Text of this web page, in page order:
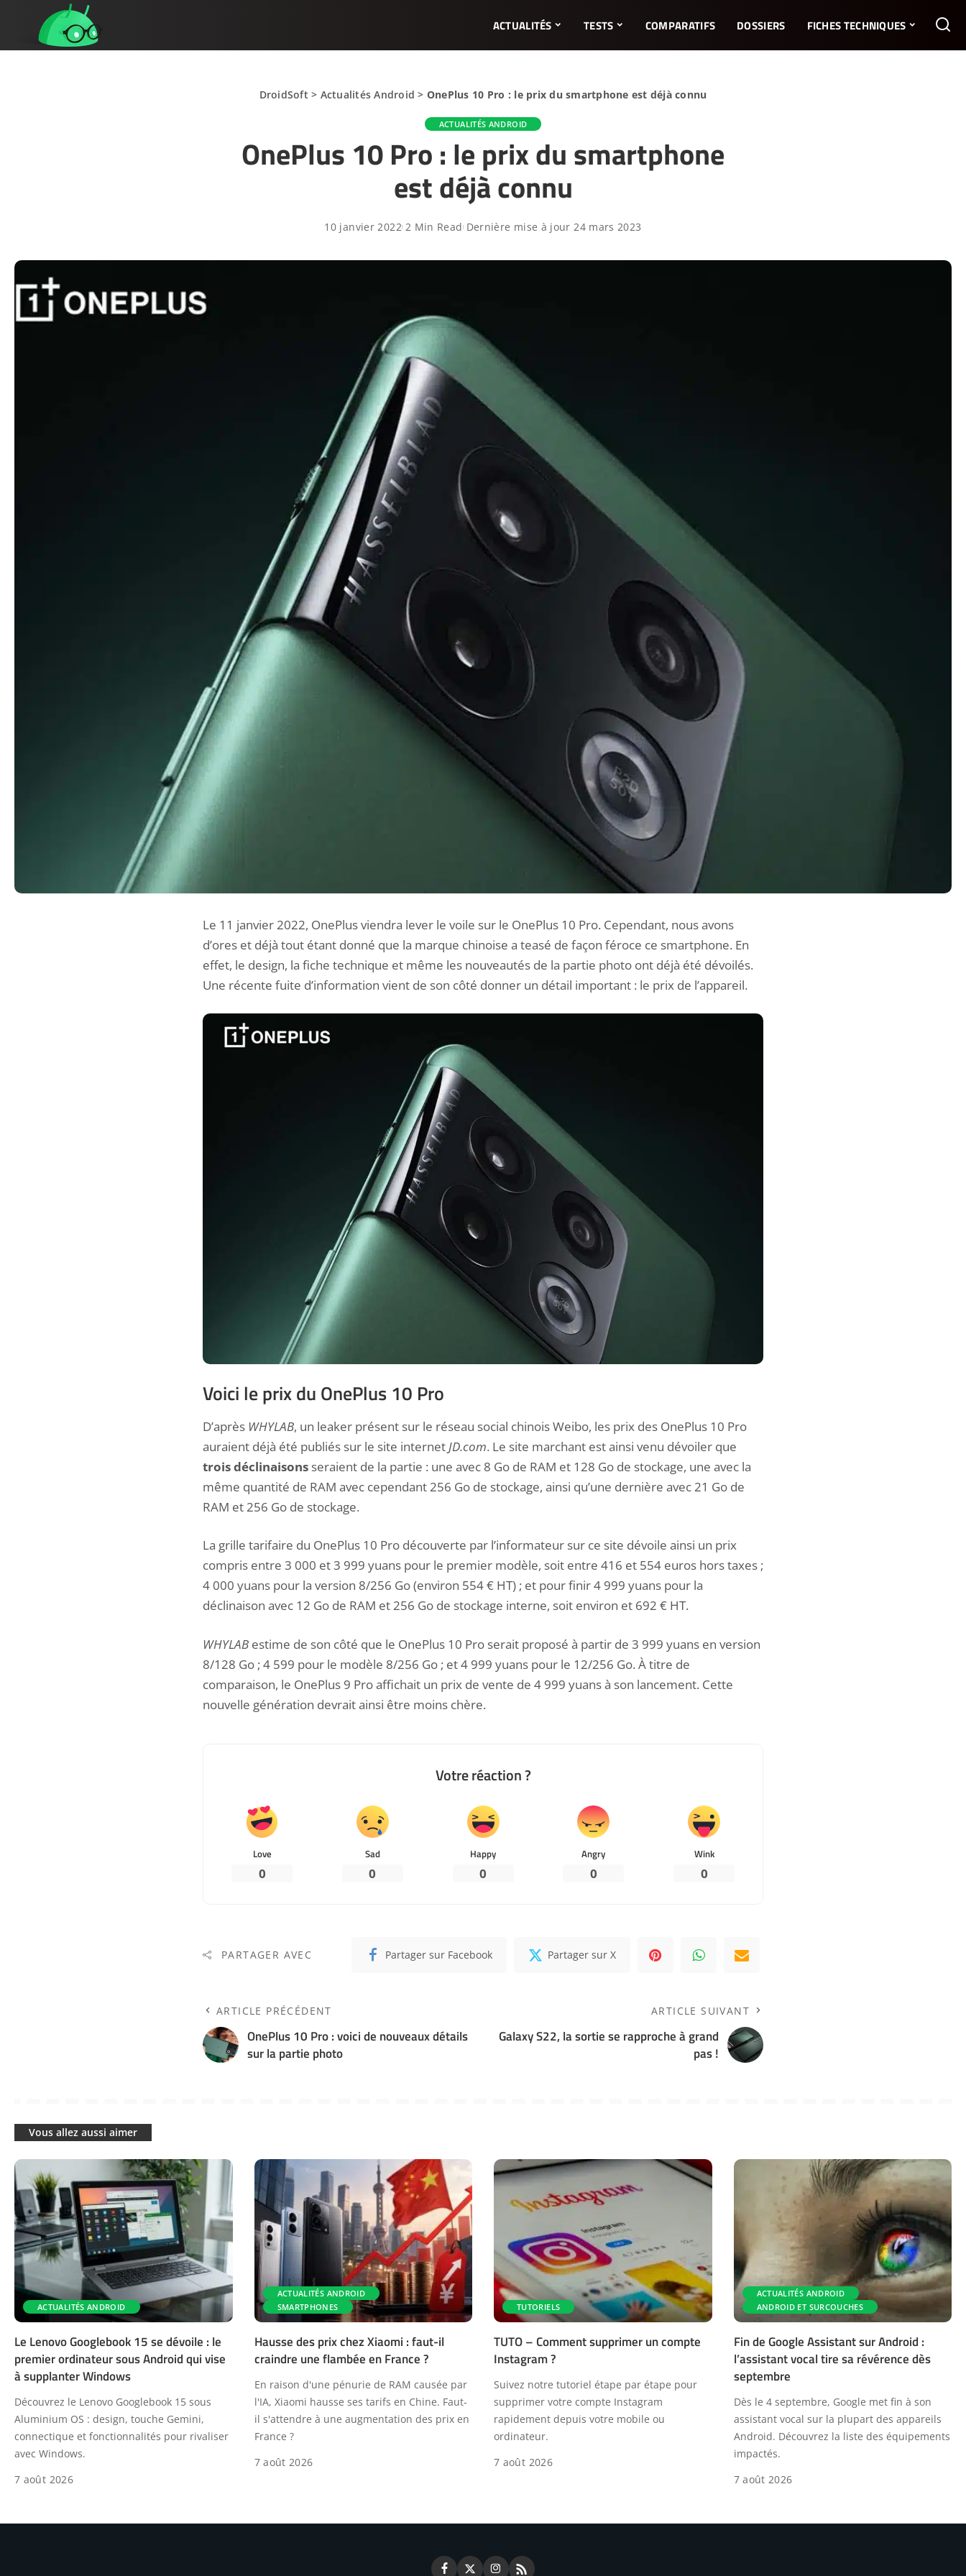
ACTUALITÉS TESTS COMPARATIFS DOSSIERS FICHES TECHNIQUES
DroidSoft > Actualités Android > OnePlus 10 Pro : le prix du smartphone est déjà connu
ACTUALITÉS ANDROID
OnePlus 10 Pro : le prix du smartphone
est déjà connu
10 janvier 2022 2 Min Read Dernière mise à jour 24 mars 2023
Le 11 janvier 2022, OnePlus viendra lever le voile sur le OnePlus 10 Pro. Cependant, nous avons
d’ores et déjà tout étant donné que la marque chinoise a teasé de façon féroce ce smartphone. En
effet, le design, la fiche technique et même les nouveautés de la partie photo ont déjà été dévoilés.
Une récente fuite d’information vient de son côté donner un détail important : le prix de l’appareil.
Voici le prix du OnePlus 10 Pro
D’après WHYLAB, un leaker présent sur le réseau social chinois Weibo, les prix des OnePlus 10 Pro
auraient déjà été publiés sur le site internetJD.com. Le site marchant est ainsi venu dévoiler que
trois déclinaisons seraient de la partie : une avec 8 Go de RAM et 128 Go de stockage, une avec la
même quantité de RAM avec cependant 256 Go de stockage, ainsi qu’une dernière avec 21 Go de
RAM et 256 Go de stockage.
La grille tarifaire du OnePlus 10 Pro découverte par l’informateur sur ce site dévoile ainsi un prix
compris entre 3 000 et 3 999 yuans pour le premier modèle, soit entre 416 et 554 euros hors taxes ;
4 000 yuans pour la version 8/256 Go (environ 554 € HT) ; et pour finir 4 999 yuans pour la
déclinaison avec 12 Go de RAM et 256 Go de stockage interne, soit environ et 692 € HT.
WHYLAB estime de son côté que le OnePlus 10 Pro serait proposé à partir de 3 999 yuans en version
8/128 Go ; 4 599 pour le modèle 8/256 Go ; et 4 999 yuans pour le 12/256 Go. À titre de
comparaison, le OnePlus 9 Pro affichait un prix de vente de 4 999 yuans à son lancement. Cette
nouvelle génération devrait ainsi être moins chère.
Votre réaction ?
Love
0
Sad
0
Happy
0
Angry
0
Wink
0
PARTAGER AVEC Partager sur Facebook Partager sur X
ARTICLE PRÉCÉDENT
OnePlus 10 Pro : voici de nouveaux détails
sur la partie photo
ARTICLE SUIVANT
Galaxy S22, la sortie se rapproche à grand
pas !
Vous allez aussi aimer
ACTUALITÉS ANDROID
Le Lenovo Googlebook 15 se dévoile : le
premier ordinateur sous Android qui vise
à supplanter Windows
Découvrez le Lenovo Googlebook 15 sous
Aluminium OS : design, touche Gemini,
connectique et fonctionnalités pour rivaliser
avec Windows.
7 août 2026
ACTUALITÉS ANDROID
SMARTPHONES
Hausse des prix chez Xiaomi : faut-il
craindre une flambée en France ?
En raison d'une pénurie de RAM causée par
l'IA, Xiaomi hausse ses tarifs en Chine. Faut-
il s'attendre à une augmentation des prix en
France ?
7 août 2026
TUTORIELS
TUTO – Comment supprimer un compte
Instagram ?
Suivez notre tutoriel étape par étape pour
supprimer votre compte Instagram
rapidement depuis votre mobile ou
ordinateur.
7 août 2026
ACTUALITÉS ANDROID
ANDROID ET SURCOUCHES
Fin de Google Assistant sur Android :
l’assistant vocal tire sa révérence dès
septembre
Dès le 4 septembre, Google met fin à son
assistant vocal sur la plupart des appareils
Android. Découvrez la liste des équipements
impactés.
7 août 2026